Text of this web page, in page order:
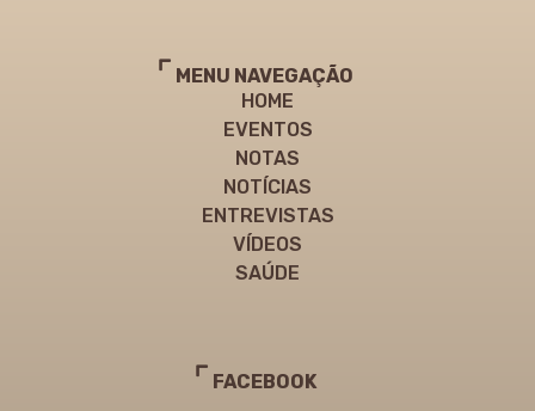
MENU NAVEGAÇÃO
HOME
EVENTOS
NOTAS
NOTÍCIAS
ENTREVISTAS
VÍDEOS
SAÚDE
FACEBOOK